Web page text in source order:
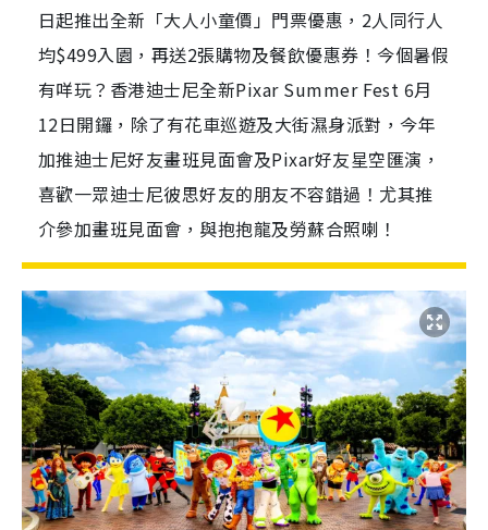
日起推出全新「大人小童價」門票優惠，2人同行人
均$499入園，再送2張購物及餐飲優惠券！今個暑假
有咩玩？香港迪士尼全新Pixar Summer Fest 6月
12日開鑼，除了有花車巡遊及大街濕身派對，今年
加推迪士尼好友畫班見面會及Pixar好友星空匯演，
喜歡一眾迪士尼彼思好友的朋友不容錯過！尤其推
介參加畫班見面會，與抱抱龍及勞蘇合照喇！